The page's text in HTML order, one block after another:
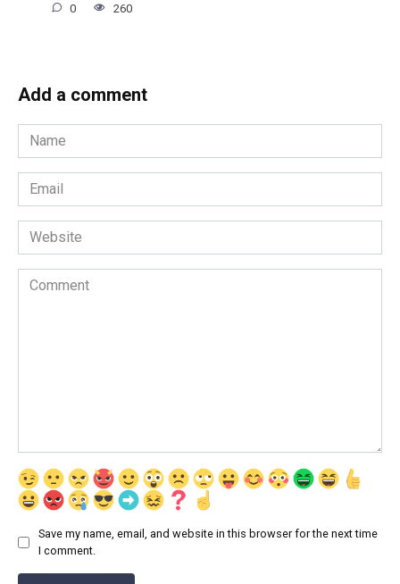
0 260
Add a comment
Name
*
Email
*
Website
Comment
Save my name, email, and website in this browser for the next time
I comment.